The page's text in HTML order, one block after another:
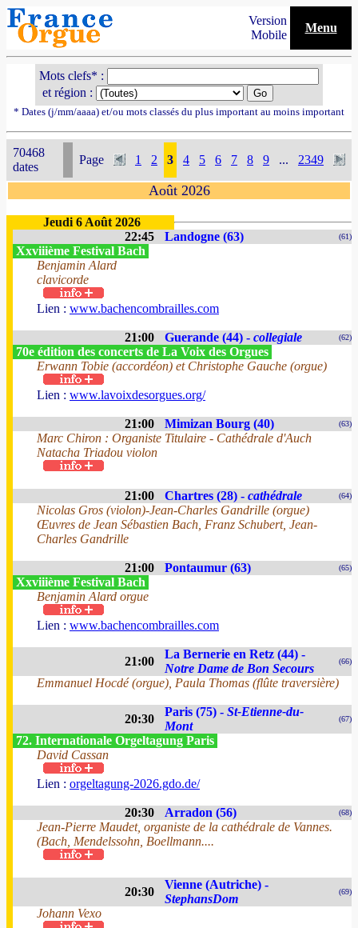
Version
Mobile
Menu
Mots clefs* :
et région :
* Dates (j/mm/aaaa) et/ou mots classés du plus important au moins important
70468
dates
Page 1 2 3 4 5 6 7 8 9 ... 2349
Août 2026
Jeudi 6 Août 2026
22:45
Landogne (63) (61)
Xxviiième Festival Bach
Benjamin Alard
clavicorde
Lien : www.bachencombrailles.com
21:00 Guerande (44) - collegiale (62)
70e édition des concerts de La Voix des Orgues
Erwann Tobie (accordéon) et Christophe Gauche (orgue)
Lien : www.lavoixdesorgues.org/
21:00 Mimizan Bourg (40) (63)
Marc Chiron : Organiste Titulaire - Cathédrale d'Auch
Natacha Triadou violon
21:00 Chartres (28) - cathédrale (64)
Nicolas Gros (violon)-Jean-Charles Gandrille (orgue)
Œuvres de Jean Sébastien Bach, Franz Schubert, Jean-
Charles Gandrille
21:00 Pontaumur (63) (65)
Xxviiième Festival Bach
Benjamin Alard orgue
Lien : www.bachencombrailles.com
21:00
La Bernerie en Retz (44) -
Notre Dame de Bon Secours
(66)
Emmanuel Hocdé (orgue), Paula Thomas (flûte traversière)
20:30
Paris (75) - St-Etienne-du-
Mont
(67)
72. Internationale Orgeltagung Paris
David Cassan
Lien : orgeltagung-2026.gdo.de/
20:30 Arradon (56) (68)
Jean-Pierre Maudet, organiste de la cathédrale de Vannes.
(Bach, Mendelssohn, Boellmann....
20:30
Vienne (Autriche) -
StephansDom
(69)
Johann Vexo